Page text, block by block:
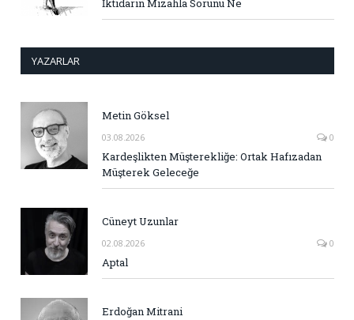
İktidarın Mizahla Sorunu Ne
YAZARLAR
Metin Göksel
03.08.2026 0
Kardeşlikten Müşterekliğe: Ortak Hafızadan
Müşterek Geleceğe
Cüneyt Uzunlar
02.08.2026 0
Aptal
Erdoğan Mitrani